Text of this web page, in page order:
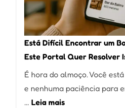
Está Difícil Encontrar um
Este Portal Quer Resolver
É hora do almoço. Você
e nenhuma paciência para
… Leia mais: